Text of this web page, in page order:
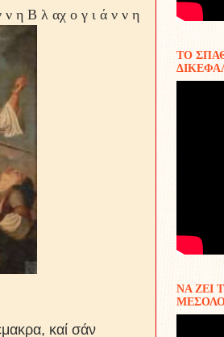
ν η Β λ αχ ο γ ι ά ν ν η
καί σάν
ΤΟ
ΝΑ ΖΕΙ